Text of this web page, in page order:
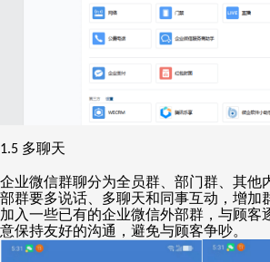
1.5 多聊天
企业微信群聊分为全员群、部门群、其他
部群要多说话、多聊天和同事互动，增加
加入一些已有的企业微信外部群，与顾客
意保持友好的沟通，避免与顾客争吵。